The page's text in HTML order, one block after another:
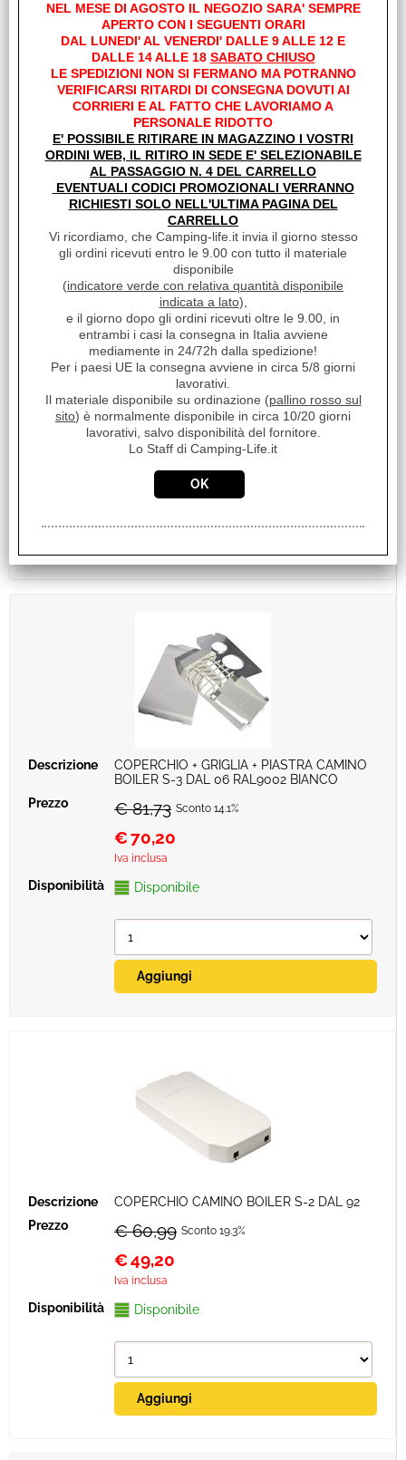
Ricambi
COPERCHIO + GRIGLIA + PIASTRA CAMINO
BOILER S-3 DAL 06 RAL9010 BIANCO PURO
€ 81,73 Sconto 17.5%
€67,40
Iva inclusa
Disponibile
COPERCHIO + GRIGLIA + PIASTRA CAMINO
BOILER S-3 DAL 06 RAL9002 BIANCO
€ 81,73 Sconto 14.1%
€70,20
Iva inclusa
Disponibile
COPERCHIO CAMINO BOILER S-2 DAL 92
€ 60,99 Sconto 19.3%
€49,20
Iva inclusa
Disponibile
NEL MESE DI AGOSTO IL NEGOZIO SARA' SEMPRE
APERTO CON I SEGUENTI ORARI
DAL LUNEDI' AL VENERDI' DALLE 9 ALLE 12 E
DALLE 14 ALLE 18 SABATO CHIUSO
LE SPEDIZIONI NON SI FERMANO MA POTRANNO
VERIFICARSI RITARDI DI CONSEGNA DOVUTI AI
CORRIERI E AL FATTO CHE LAVORIAMO A
PERSONALE RIDOTTO
E' POSSIBILE RITIRARE IN MAGAZZINO I VOSTRI
ORDINI WEB, IL RITIRO IN SEDE E' SELEZIONABILE
AL PASSAGGIO N. 4 DEL CARRELLO
EVENTUALI CODICI PROMOZIONALI VERRANNO
RICHIESTI SOLO NELL'ULTIMA PAGINA DEL
CARRELLO
Vi ricordiamo, che Camping-life.it invia il giorno stesso
gli ordini ricevuti entro le 9.00 con tutto il materiale
disponibile
(indicatore verde con relativa quantità disponibile
indicata a lato),
e il giorno dopo gli ordini ricevuti oltre le 9.00, in
entrambi i casi la consegna in Italia avviene
mediamente in 24/72h dalla spedizione!
Per i paesi UE la consegna avviene in circa 5/8 giorni
lavorativi.
Il materiale disponibile su ordinazione (pallino rosso sul
sito) è normalmente disponibile in circa 10/20 giorni
lavorativi, salvo disponibilità del fornitore.
Lo Staff di Camping-Life.it